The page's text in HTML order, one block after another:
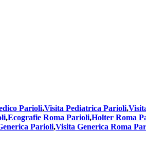
Parioli,Visita Pediatrica Parioli,
,Ecografie Roma Parioli,Holter Roma
Parioli,Visita Generica Roma